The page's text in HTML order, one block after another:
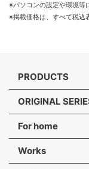
※パソコンの設定や環境等
※掲載価格は、すべて税込
PRODUCTS
ORIGINAL
For home
Works